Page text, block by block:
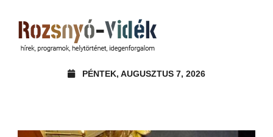
PÉNTEK, AUGUSZTUS 7, 2026